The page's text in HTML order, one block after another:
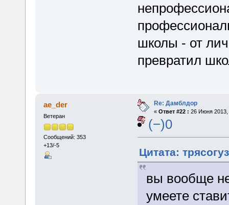
школы - от
превратил
ae_der
Ветеран
Сообщений: 353
+13/-5
Re: Дамблдор
« Ответ #22 : 26 Июня 2013,
(−)0
Цитата:
вы вообще
умеете